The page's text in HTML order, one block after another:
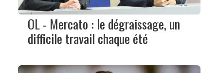
OL - Mercato : le dégraissage, un
difficile travail chaque été